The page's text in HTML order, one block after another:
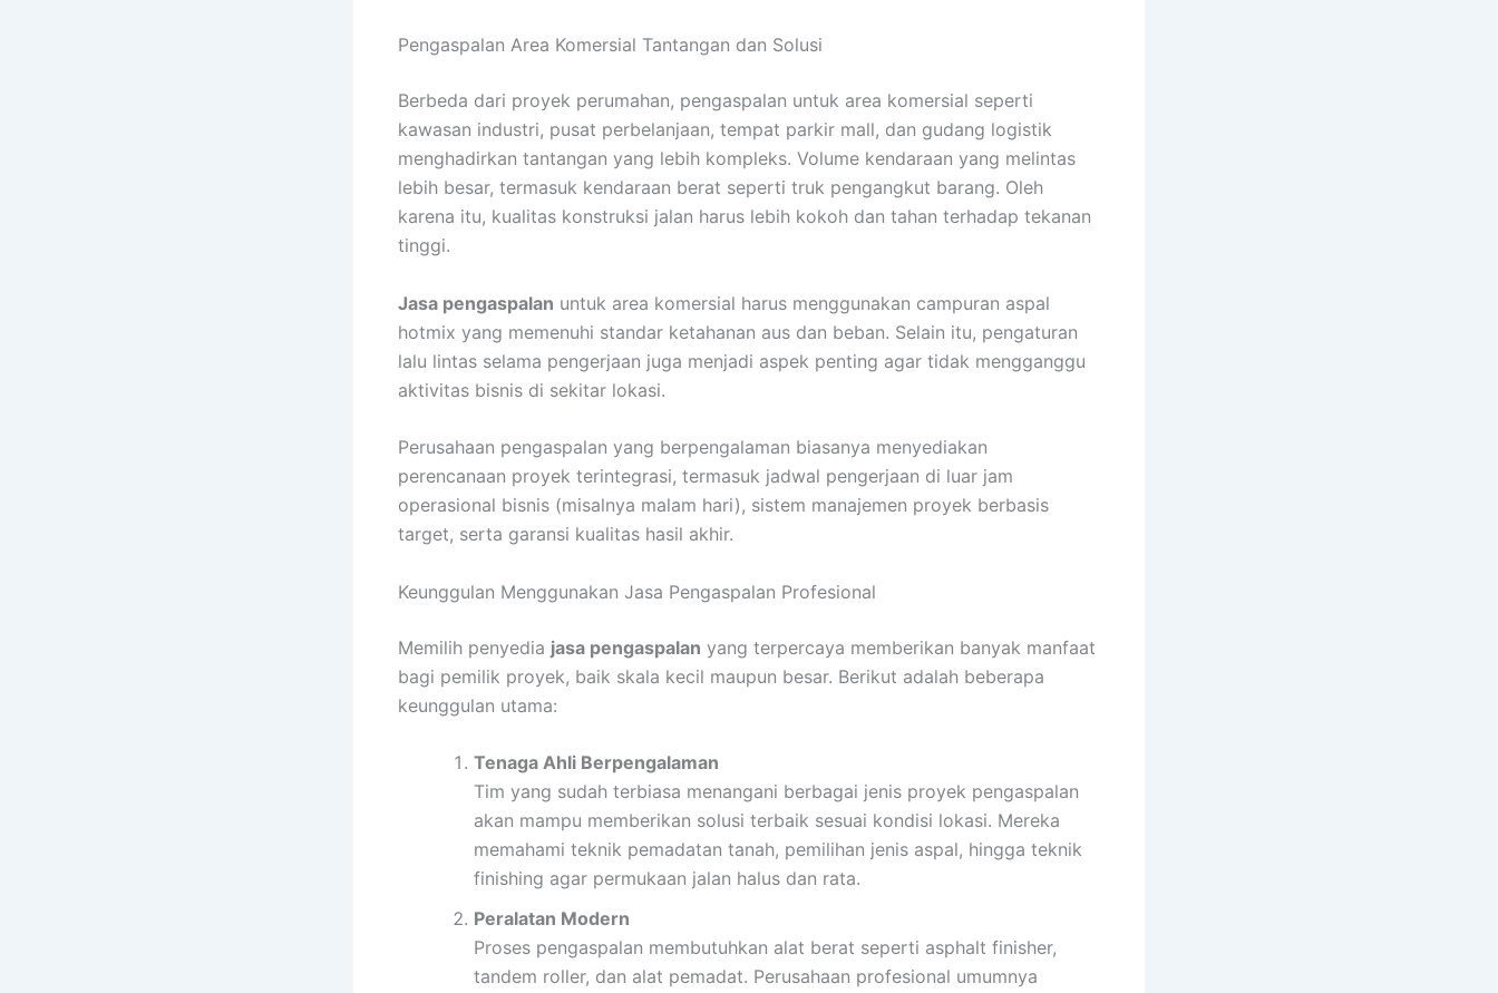
Pengaspalan Area Komersial Tantangan dan Solusi
Berbeda dari proyek perumahan, pengaspalan untuk area komersial seperti
kawasan industri, pusat perbelanjaan, tempat parkir mall, dan gudang logistik
menghadirkan tantangan yang lebih kompleks. Volume kendaraan yang melintas
lebih besar, termasuk kendaraan berat seperti truk pengangkut barang. Oleh
karena itu, kualitas konstruksi jalan harus lebih kokoh dan tahan terhadap tekanan
tinggi.
Jasa pengaspalan untuk area komersial harus menggunakan campuran aspal
hotmix yang memenuhi standar ketahanan aus dan beban. Selain itu, pengaturan
lalu lintas selama pengerjaan juga menjadi aspek penting agar tidak mengganggu
aktivitas bisnis di sekitar lokasi.
Perusahaan pengaspalan yang berpengalaman biasanya menyediakan
perencanaan proyek terintegrasi, termasuk jadwal pengerjaan di luar jam
operasional bisnis (misalnya malam hari), sistem manajemen proyek berbasis
target, serta garansi kualitas hasil akhir.
Keunggulan Menggunakan Jasa Pengaspalan Profesional
Memilih penyedia jasa pengaspalan yang terpercaya memberikan banyak manfaat
bagi pemilik proyek, baik skala kecil maupun besar. Berikut adalah beberapa
keunggulan utama:
Tenaga Ahli Berpengalaman
Tim yang sudah terbiasa menangani berbagai jenis proyek pengaspalan
akan mampu memberikan solusi terbaik sesuai kondisi lokasi. Mereka
memahami teknik pemadatan tanah, pemilihan jenis aspal, hingga teknik
finishing agar permukaan jalan halus dan rata.
Peralatan Modern
Proses pengaspalan membutuhkan alat berat seperti asphalt finisher,
tandem roller, dan alat pemadat. Perusahaan profesional umumnya